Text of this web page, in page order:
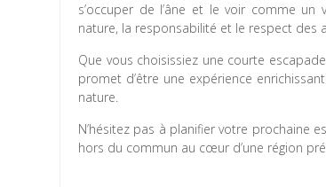
s’occuper de l’âne et le voir comme un
nature, la responsabilité et le respect des
Que vous choisissiez une courte
promet d’être une expérience
nature.
N’hésitez pas à planifier votre prochaine
hors du commun au cœur d’une région